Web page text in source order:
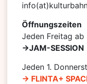
Öffnungszeiten
Jeden Freitag ab
->JAM-SESSION
Jeden 1.
-> FLINTA+